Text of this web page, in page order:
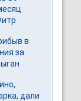
в
за
дали